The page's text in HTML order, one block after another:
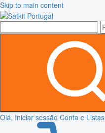
Skip to main content
Olá, Iniciar sessão Conta e Listas